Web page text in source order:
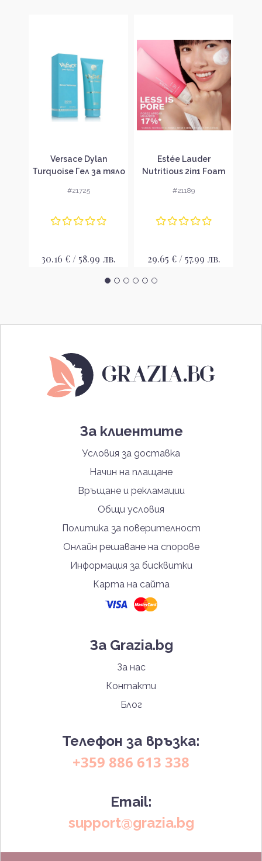
Versace Dylan
Turquoise Гел за тяло
#21725
30.16 € / 58.99 лв.
Estée Lauder
Nutritious 2in1 Foam
Почистваща пяна за
#21189
29.65 € / 57.99 лв.
За клиентите
Условия за доставка
Начин на плащане
Връщане и рекламации
Общи условия
Политика за поверителност
Онлайн решаване на спорове
Информация за бисквитки
Карта на сайта
За Grazia.bg
За нас
Контакти
Блог
Телефон за връзка:
+359 886 613 338
Email:
support@grazia.bg